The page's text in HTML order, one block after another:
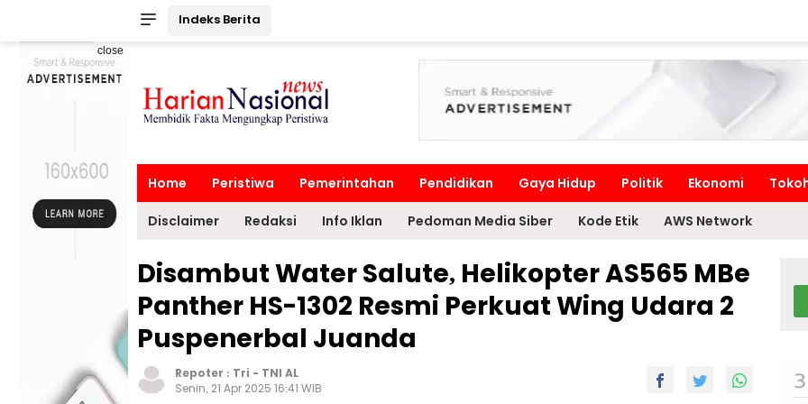
Indeks Berita
close
Home Peristiwa Pemerintahan Pendidikan Gaya Hidup Politik Ekonomi
Disclaimer Redaksi Info Iklan Pedoman Media Siber Kode Etik AWS Network
Disambut Water Salute, Helikopter AS565 MBe
Panther HS-1302 Resmi Perkuat Wing Udara 2
Puspenerbal Juanda
Repoter : Tri - TNI AL
Senin, 21 Apr 2025 16:41 WIB